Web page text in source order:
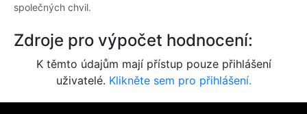
společných chvil.
Zdroje pro výpočet hodnocení:
K těmto údajům mají přístup pouze přihlášení
uživatelé. Klikněte sem pro přihlášení.